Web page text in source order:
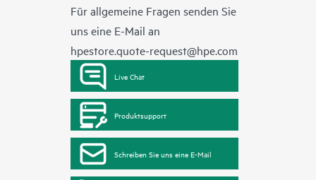
Für allgemeine Fragen senden Sie
uns eine E-Mail an
hpestore.quote-request@hpe.com
Live Chat
Produktsupport
Schreiben Sie uns eine E-Mail